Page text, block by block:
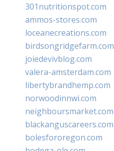
301nutritionspot.com
ammos-stores.com
loceanecreations.com
birdsongridgefarm.com
joiedevivblog.com
valera-amsterdam.com
libertybrandhemp.com
norwoodinnwi.com
neighboursmarket.com
blackanguscareers.com
bolesfororegon.com